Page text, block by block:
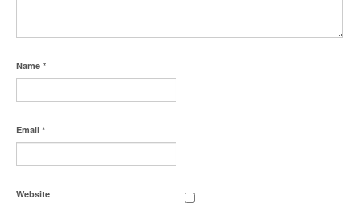
Name *
Email *
Website